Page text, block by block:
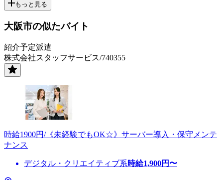
もっと見る
大阪市の似たバイト
紹介予定派遣
株式会社スタッフサービス/740355
時給1900円/《未経験でもOK☆》サーバー導入・保守メンテ
ナンス
デジタル・クリエイティブ系時給1,900円〜